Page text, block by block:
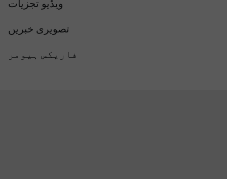
ویڈیو تجزیات
تصویری خبریں
فاریکس ہیومر